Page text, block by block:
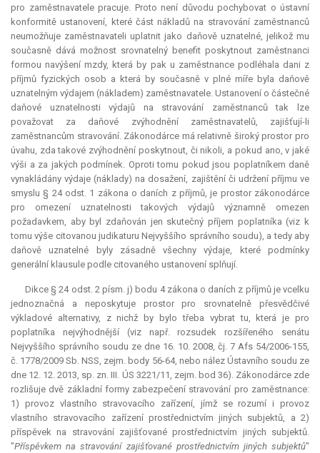
pro zaměstnavatele pracuje. Proto není důvodu pochybovat o ústavní
konformitě ustanovení, které část nákladů na stravování zaměstnanců
neumožňuje zaměstnavateli uplatnit jako daňově uznatelné, jelikož mu
současně dává možnost srovnatelný benefit poskytnout zaměstnanci
formou navýšení mzdy, která by pak u zaměstnance podléhala dani z
příjmů fyzických osob a která by současně v plné míře byla daňově
uznatelným výdajem (nákladem) zaměstnavatele. Ustanovení o částečné
daňové uznatelnosti výdajů na stravování zaměstnanců tak lze
považovat za daňové zvýhodnění zaměstnavatelů, zajišťují-li
zaměstnancům stravování. Zákonodárce má relativně široký prostor pro
úvahu, zda takové zvýhodnění poskytnout, či nikoli, a pokud ano, v jaké
výši a za jakých podmínek. Oproti tomu pokud jsou poplatníkem daně
vynakládány výdaje (náklady) na dosažení, zajištění či udržení příjmu ve
smyslu § 24 odst. 1 zákona o daních z příjmů, je prostor zákonodárce
pro omezení uznatelnosti takových výdajů významně omezen
požadavkem, aby byl zdaňován jen skutečný příjem poplatníka (viz k
tomu výše citovanou judikaturu Nejvyššího správního soudu), a tedy aby
daňově uznatelné byly zásadně všechny výdaje, které podmínky
generální klausule podle citovaného ustanovení splňují.
Dikce § 24 odst. 2 písm. j) bodu 4 zákona o daních z příjmů je vcelku
jednoznačná a neposkytuje prostor pro srovnatelně přesvědčivé
výkladové alternativy, z nichž by bylo třeba vybrat tu, která je pro
poplatníka nejvýhodnější (viz např. rozsudek rozšířeného senátu
Nejvyššího správního soudu ze dne 16. 10. 2008, čj. 7 Afs 54/2006-155,
č. 1778/2009 Sb. NSS, zejm. body 56-64, nebo nález Ústavního soudu ze
dne 12. 12. 2013, sp. zn. III. ÚS 3221/11, zejm. bod 36). Zákonodárce zde
rozlišuje dvě základní formy zabezpečení stravování pro zaměstnance:
1) provoz vlastního stravovacího zařízení, jímž se rozumí i provoz
vlastního stravovacího zařízení prostřednictvím jiných subjektů, a 2)
příspěvek na stravování zajišťované prostřednictvím jiných subjektů.
"Příspěvkem na stravování zajišťované prostřednictvím jiných subjektů"